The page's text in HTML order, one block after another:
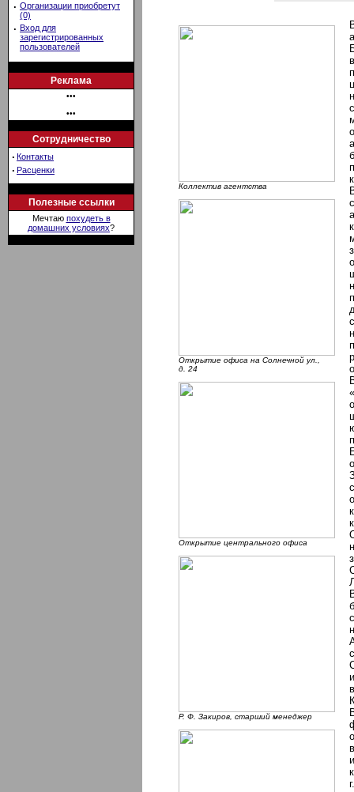
· Организации приобретут
(0)
· Вход для
зарегистрированных
пользователей
Реклама
•••
•••
Сотрудничество
· Контакты
· Расценки
Полезные ссылки
Мечтаю похудеть в
домашних условиях?
Коллектив агентства
Открытие офиса на Солнечной ул.,
д. 24
Открытие центрального офиса
Р. Ф. Закиров, старший менеджер
г.